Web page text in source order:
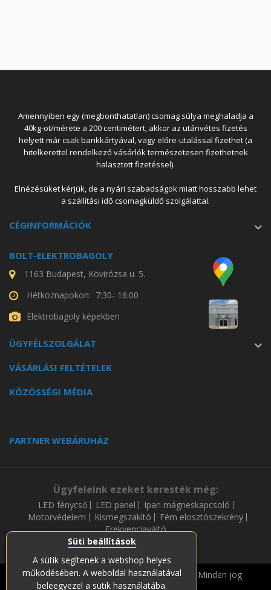
Süti beállítások
A sütik segítenek a webshop helyes
működésében. A weboldal használatával
beleegyezel a sütik használatába.
Amennyiben egy (megbonthatatlan) csomag súlya meghaladja a
40kg-ot/mérete a 200 centimétert, akkor az utánvétes fizetés
helyett már csak bankkártyával, vagy előre-utalással fizethet (a
hitelkerettel rendelkező vásárlók természetesen fizethetnek
halasztott fizetéssel).
Elnézésüket kérjük, de a nyári szabadságok miatt hosszabb lehet
a szállítási idő csomagküldő szolgálattal.
CÉGINFORMÁCIÓK
BOLT-ELEKTROBAGOLY
1163 Budapest, Kövirózsa u. 5.
Hétköznapokon: 7:30- 16:00
Elektrobagoly képekben
ÜGYFÉLSZOLGÁLAT
VÁSÁRLÁSI FELTÉTELEK
KÖZÖSSÉGI MÉDIA
PARTNER WEBÁRUHÁZ
Ügyfeleink ezeket keresték még:
LED fénycső LED panel
Ipari mágneskapcsoló
Motorvédelem
Kismegszakító
Fém elosztószekrény
Frekvenciaváltó
Copyright © 2019-2023 Soós és Társa Zrt. Minden jog